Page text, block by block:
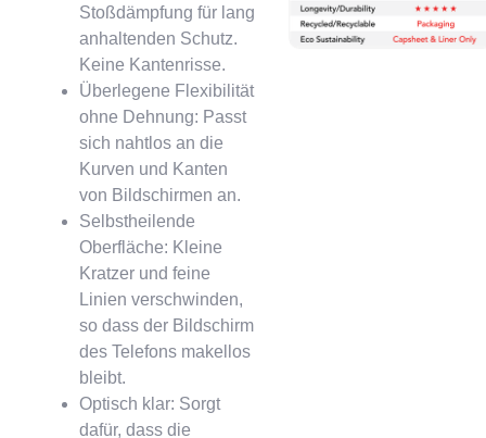
Stoßdämpfung für lang
anhaltenden Schutz.
Keine Kantenrisse.
Überlegene Flexibilität
ohne Dehnung: Passt
sich nahtlos an die
Kurven und Kanten
von Bildschirmen an.
Selbstheilende
Oberfläche: Kleine
Kratzer und feine
Linien verschwinden,
so dass der Bildschirm
des Telefons makellos
bleibt.
Optisch klar: Sorgt
dafür, dass die